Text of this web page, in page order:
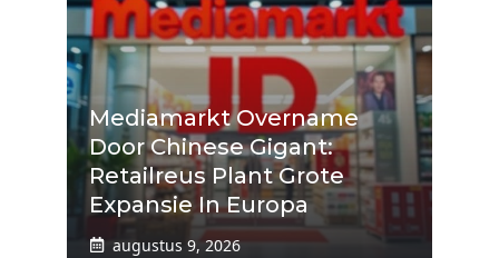
Mediamarkt Overname
Door Chinese Gigant:
Retailreus Plant Grote
Expansie In Europa
augustus 9, 2026